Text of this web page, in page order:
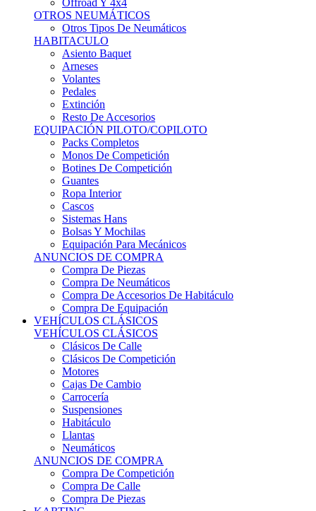
Otros Tipos De Neumáticos
HABITACULO
Asiento Baquet
Arneses
Volantes
Pedales
Extinción
Resto De Accesorios
EQUIPACIÓN PILOTO/COPILOTO
Packs Completos
Monos De Competición
Botines De Competición
Guantes
Ropa Interior
Cascos
Sistemas Hans
Bolsas Y Mochilas
Equipación Para Mecánicos
ANUNCIOS DE COMPRA
Compra De Piezas
Compra De Neumáticos
Compra De Accesorios De Habitáculo
Compra De Equipación
VEHÍCULOS CLÁSICOS
VEHÍCULOS CLÁSICOS
Clásicos De Calle
Clásicos De Competición
Motores
Cajas De Cambio
Carrocería
Suspensiones
Habitáculo
Llantas
Neumáticos
ANUNCIOS DE COMPRA
Compra De Competición
Compra De Calle
Compra De Piezas
KARTING
KARTING